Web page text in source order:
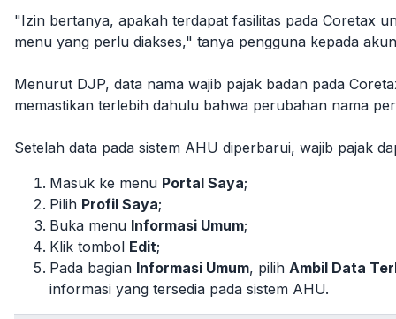
"Izin bertanya, apakah terdapat fasilitas pada Coretax
menu yang perlu diakses," tanya pengguna kepada
Menurut DJP, data nama wajib pajak badan pada
memastikan terlebih dahulu bahwa perubahan nama
Setelah data pada sistem AHU diperbarui, wajib pajak
Masuk ke menu Portal Saya;
Pilih Profil Saya;
Buka menu Informasi Umum;
Klik tombol Edit;
Pada bagian Informasi Umum, pilih Ambil Data
informasi yang tersedia pada sistem AHU.